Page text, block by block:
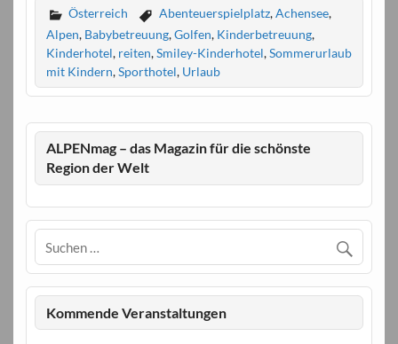
Österreich Abenteuerspielplatz,Achensee,
Alpen, Babybetreuung,Golfen, Kinderbetreuung,
Kinderhotel, reiten,Smiley-Kinderhotel,Sommerurlaub
mit Kindern,Sporthotel, Urlaub
ALPENmag – das Magazin für die schönste
Region der Welt
Kommende Veranstaltungen